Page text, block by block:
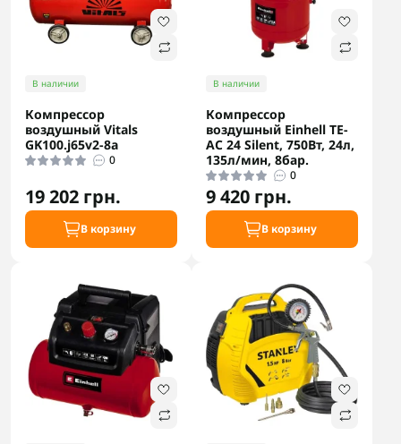
В наличии
Компрессор
воздушный Vitals
GK100.j65v2-8a
0
19 202 грн.
В корзину
В наличии
Компрессор
воздушный Einhell TE-
AC 24 Silent, 750Вт, 24л,
135л/мин, 8бар.
0
9 420 грн.
В корзину